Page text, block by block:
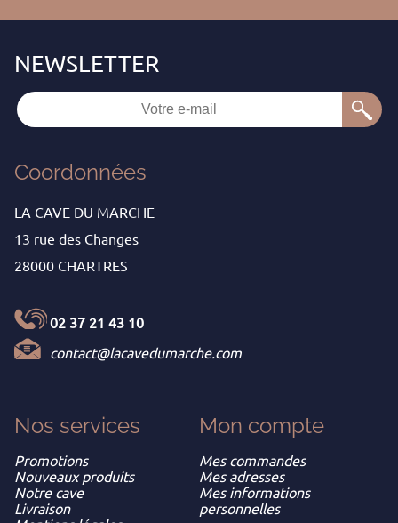
Coordonnées
LA CAVE DU MARCHE
13 rue des Changes
28000 CHARTRES
02 37 21 43 10
contact@lacavedumarche.com
Nos services
Promotions
Nouveaux produits
Notre cave
Livraison
Mon compte
Mes commandes
Mes adresses
Mes informations
personnelles